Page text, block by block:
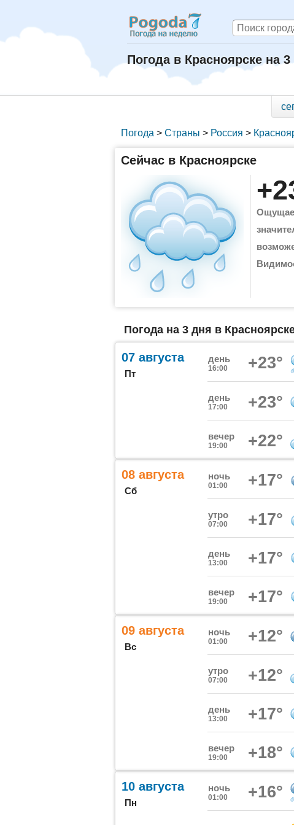
Погода в Красноярске на 3
Погода > Страны > Россия >
Сейчас в Красноярске
Погода на 3 дня в
07 августа
Пт
день
16:00 +23°
день
17:00 +23°
вечер
19:00 +22°
08 августа
Сб
ночь
01:00 +17°
утро
07:00 +17°
день
13:00 +17°
вечер
19:00 +17°
09 августа
Вс
ночь
01:00 +12°
утро
07:00 +12°
день
13:00 +17°
вечер
19:00 +18°
10 августа
Пн
ночь
01:00 +16°